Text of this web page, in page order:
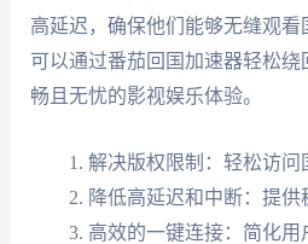
高延迟，确保他们能够无缝观看
可以通过番茄回国加速器轻松
畅且无忧的影视娱乐体验。
解决版权限制：轻松访问
降低高延迟和中断：提供
高效的一键连接：简化用